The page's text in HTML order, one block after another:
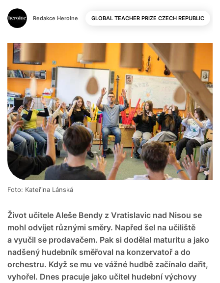
Redakce Heroine GLOBAL TEACHER PRIZE CZECH REPUBLIC
Život učitele Aleše Bendy z Vratislavic nad Nisou se
mohl odvíjet různými směry. Napřed šel na učiliště
a vyučil se prodavačem. Pak si dodělal maturitu a jako
nadšený hudebník směřoval na konzervatoř a do
orchestru. Když se mu ve vážné hudbě začínalo dařit,
vyhořel. Dnes pracuje jako učitel hudební výchovy
Foto: Kateřina Lánská